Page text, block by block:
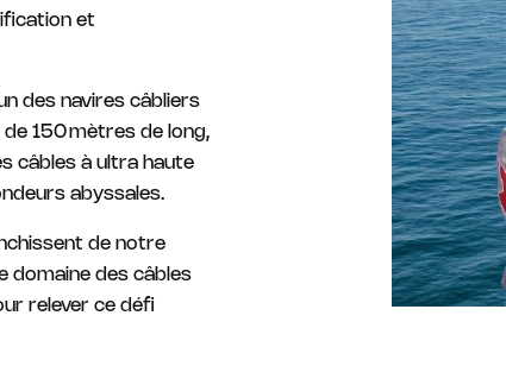
et
des navires câbliers
150 mètres de long,
câbles à ultra haute
abyssales.
de notre
domaine des câbles
relever ce défi